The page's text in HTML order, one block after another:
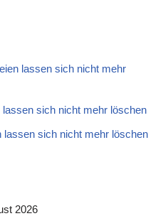
lassen sich nicht mehr
sich nicht mehr löschen
lassen sich nicht mehr löschen
2026